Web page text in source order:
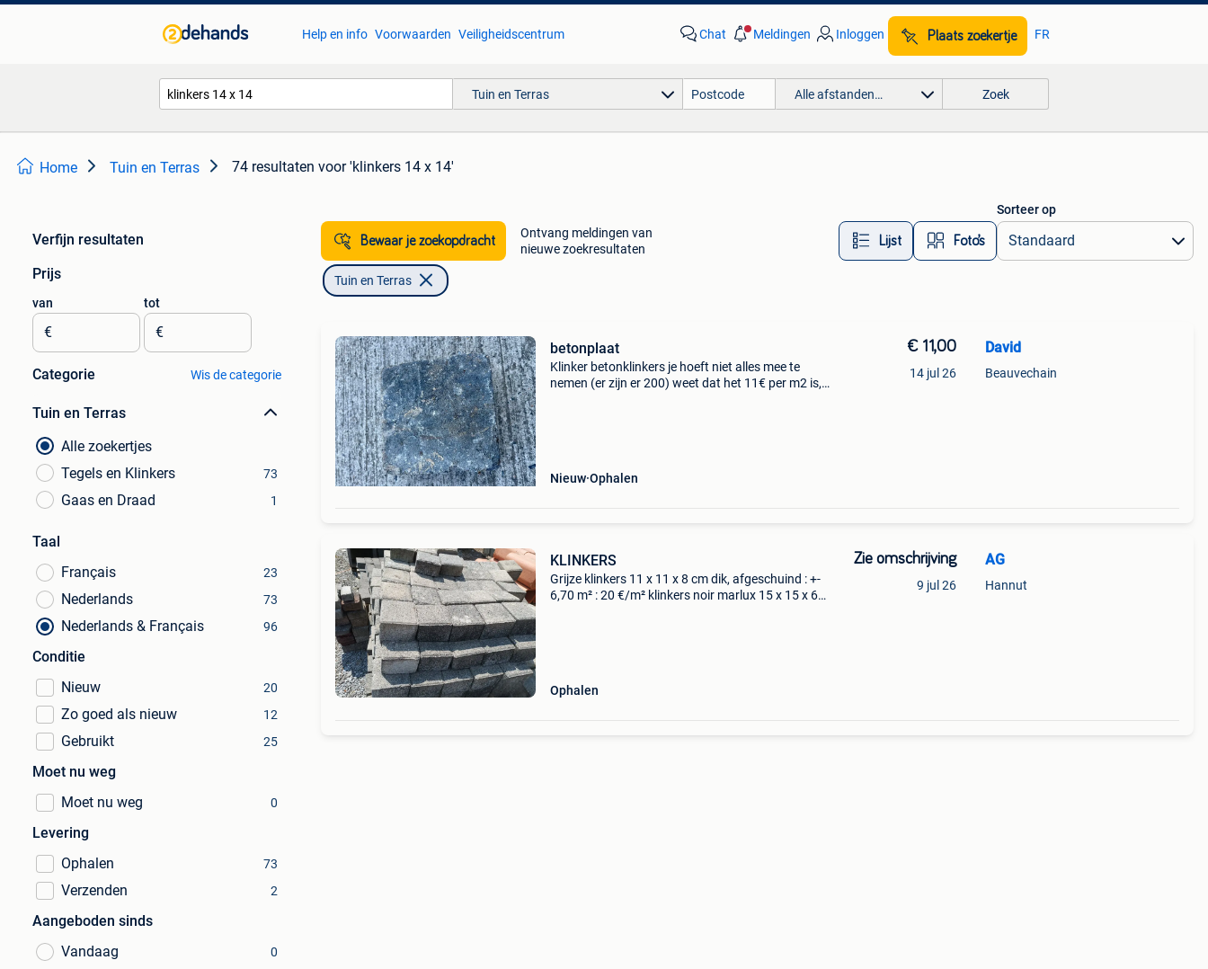
Help en info Voorwaarden Veiligheidscentrum Chat Meldingen Inloggen Plaats zoekertje FR
Tuin en Terras Alle afstanden… Zoek
Home Tuin en Terras 74 resultaten voor 'klinkers 14 x 14'
Verfijn resultaten
Prijs
van
€
tot
€
Categorie Wis de categorie
Tuin en Terras
Alle zoekertjes
Tegels en Klinkers
73
Gaas en Draad 1
Taal
Français
23
Nederlands 73
Nederlands & Français 96
Conditie
Nieuw
20
Zo goed als nieuw 12
Gebruikt 25
Moet nu weg
Moet nu weg
0
Levering
Ophalen
73
Verzenden 2
Aangeboden sinds
Vandaag
0
Bewaar je zoekopdracht
Ontvang meldingen van
nieuwe zoekresultaten
Lijst Foto’s
Sorteer op
Tuin en Terras
betonplaat
Klinker betonklinkers je hoeft niet alles mee te
nemen (er zijn er 200) weet dat het 11€ per m2 is,
Nieuw Ophalen
€ 11,00
14 jul 26
David
Beauvechain
KLINKERS
Grijze klinkers 11 x 11 x 8 cm dik, afgeschuind : +-
6,70 m² : 20 €/m² klinkers noir marlux 15 x 15 x 6
Ophalen
Zie omschrijving
9 jul 26
AG
Hannut